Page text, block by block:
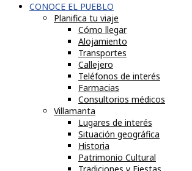
CONOCE EL PUEBLO
Planifica tu viaje
Cómo llegar
Alojamiento
Transportes
Callejero
Teléfonos de interés
Farmacias
Consultorios médicos
Villamanta
Lugares de interés
Situación geográfica
Historia
Patrimonio Cultural